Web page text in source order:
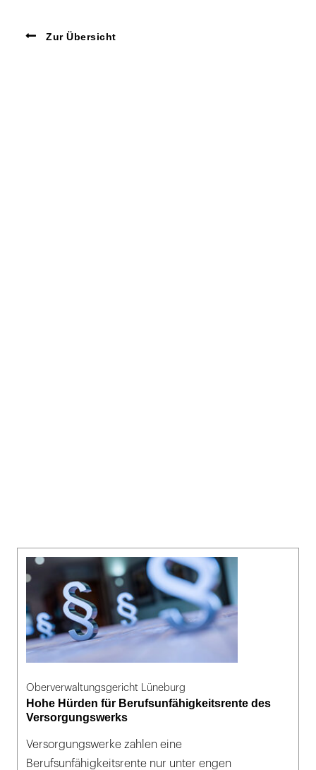
Zur Übersicht
Oberverwaltungsgericht Lüneburg
Hohe Hürden für Berufsunfähigkeitsrente des
Versorgungswerks
Versorgungswerke zahlen eine
Berufsunfähigkeitsrente nur unter engen